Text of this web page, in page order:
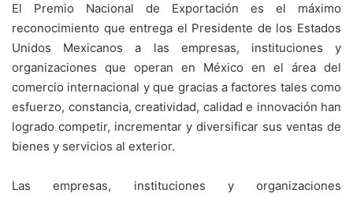
El Premio Nacional de Exportación es el máximo
reconocimiento que entrega el Presidente de los Estados
Unidos Mexicanos a las empresas, instituciones y
organizaciones que operan en México en el área del
comercio internacional y que gracias a factores tales como
esfuerzo, constancia, creatividad, calidad e innovación han
logrado competir, incrementar y diversificar sus ventas de
bienes y servicios al exterior.
Las empresas, instituciones y organizaciones